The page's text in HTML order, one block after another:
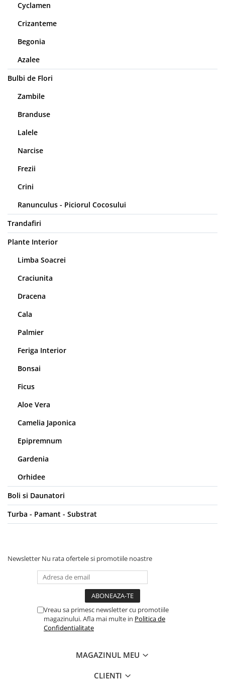
Cyclamen
Crizanteme
Begonia
Azalee
Bulbi de Flori
Zambile
Branduse
Lalele
Narcise
Frezii
Crini
Ranunculus - Piciorul Cocosului
Trandafiri
Plante Interior
Limba Soacrei
Craciunita
Dracena
Cala
Palmier
Feriga Interior
Bonsai
Ficus
Aloe Vera
Camelia Japonica
Epipremnum
Gardenia
Orhidee
Boli si Daunatori
Turba - Pamant - Substrat
Newsletter Nu rata ofertele si promotiile noastre
Vreau sa primesc newsletter cu promotiile
magazinului. Afla mai multe in Politica de
Confidentialitate
MAGAZINUL MEU
CLIENTI